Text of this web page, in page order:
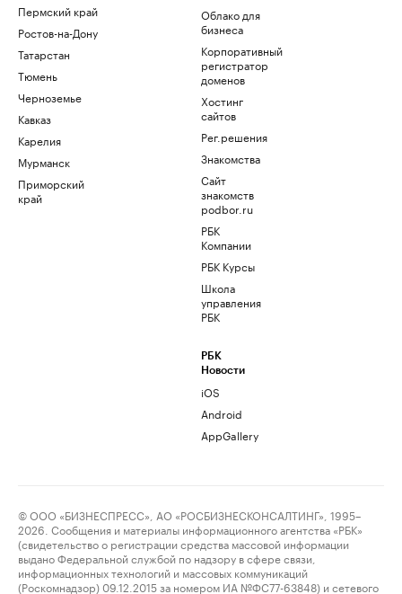
Пермский край
Ростов-на-Дону
Татарстан
Тюмень
Черноземье
Кавказ
Карелия
Мурманск
Приморский
край
Облако для
бизнеса
Корпоративный
регистратор
доменов
Хостинг
сайтов
Рег.решения
Знакомства
Сайт
знакомств
podbor.ru
РБК
Компании
РБК Курсы
Школа
управления
РБК
РБК
Новости
iOS
Android
AppGallery
© ООО «БИЗНЕСПРЕСС», АО «РОСБИЗНЕСКОНСАЛТИНГ», 1995–
2026. Сообщения и материалы информационного агентства «РБК»
(свидетельство о регистрации средства массовой информации
выдано Федеральной службой по надзору в сфере связи,
информационных технологий и массовых коммуникаций
(Роскомнадзор) 09.12.2015 за номером ИА №ФС77-63848) и сетевого